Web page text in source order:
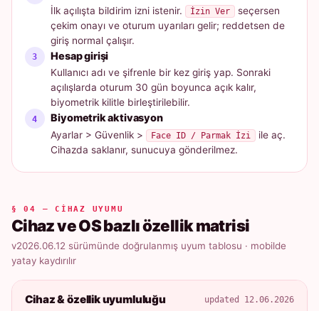
İlk açılışta bildirim izni istenir. İzin Ver
seçersen
çekim onayı ve oturum uyarıları gelir; reddetsen de
giriş normal çalışır.
Hesap girişi
Kullanıcı adı ve şifrenle bir kez giriş yap. Sonraki
açılışlarda oturum 30 gün boyunca açık kalır,
biyometrik kilitle birleştirilebilir.
Biyometrik aktivasyon
Ayarlar > Güvenlik > Face ID / Parmak İzi
ile aç.
Cihazda saklanır, sunucuya gönderilmez.
§ 04 — CIHAZ UYUMU
Cihaz ve OS bazlı özellik matrisi
v2026.06.12 sürümünde doğrulanmış uyum tablosu · mobilde
yatay kaydırılır
Cihaz & özellik uyumluluğu updated 12.06.2026